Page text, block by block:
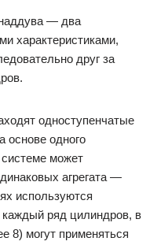
— два
характеристиками,
друг за
одноступенчатые
основе одного
может
агрегата —
используются
ряд цилиндров, в
8) могут применяться